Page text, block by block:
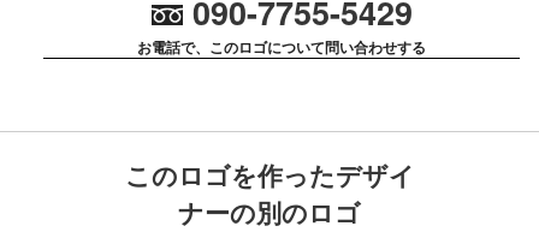
090-7755-5429
お電話で、このロゴについて問い合わせする
このロゴを作ったデザイ
ナーの別のロゴ